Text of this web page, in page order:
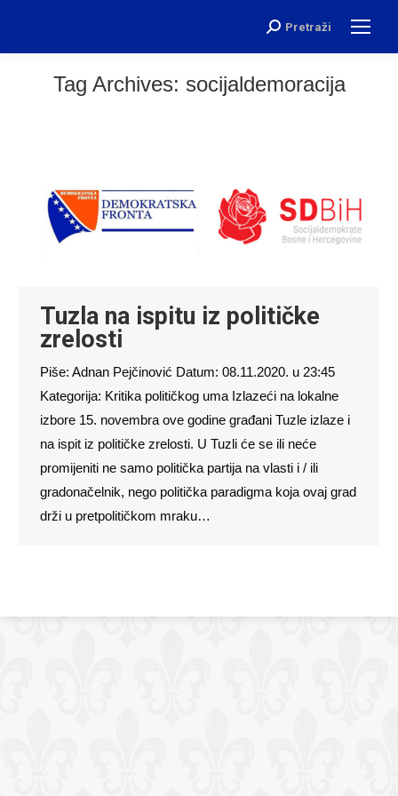
Search:
Pretraži
Tag Archives: socijaldemoracija
Tuzla na ispitu iz političke
zrelosti
Piše: Adnan Pejčinović Datum: 08.11.2020. u 23:45
Kategorija: Kritika političkog uma Izlazeći na lokalne
izbore 15. novembra ove godine građani Tuzle izlaze i
na ispit iz političke zrelosti. U Tuzli će se ili neće
promijeniti ne samo politička partija na vlasti i / ili
gradonačelnik, nego politička paradigma koja ovaj grad
drži u pretpolitičkom mraku…